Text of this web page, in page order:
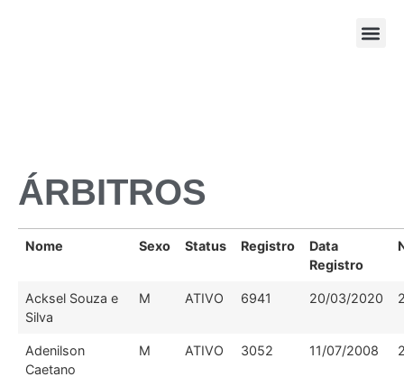
ÁRBITROS
Nome Sexo Status Registro
Data
Registro
Acksel Souza e
Silva
M ATIVO 6941 20/03/2020
Adenilson
Caetano
M ATIVO 3052 11/07/2008